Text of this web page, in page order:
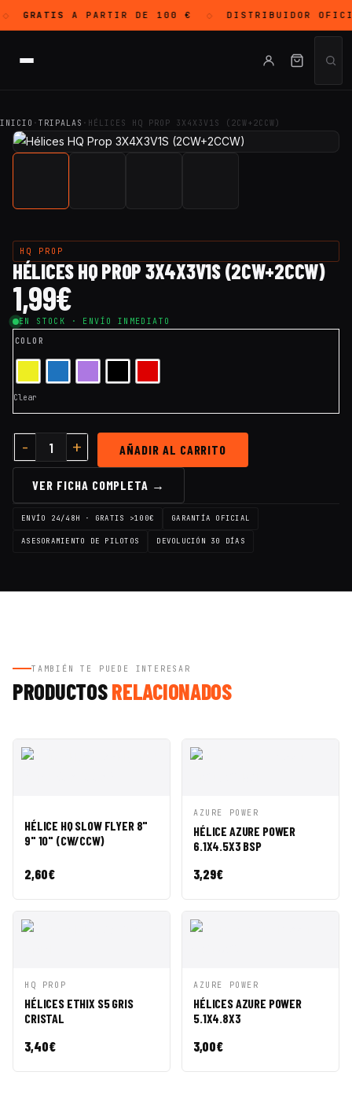
GRATISA PARTIR DE 100 € ◇ DISTRIBUIDOR
INICIO · TRIPALAS · HÉLICES HQ PROP 3X4X3V1S (2CW+2CCW)
HQ PROP
HÉLICES HQ PROP 3X4X3V1S (2CW+2CCW)
1,99€
EN STOCK · ENVÍO INMEDIATO
COLOR
Clear
AÑADIR AL CARRITO
VER FICHA COMPLETA →
ENVÍO 24/48H · GRATIS >100€ GARANTÍA OFICIAL
ASESORAMIENTO DE PILOTOS DEVOLUCIÓN 30 DÍAS
TAMBIÉN TE PUEDE INTERESAR
PRODUCTOSRELACIONADOS
RÁPIDA
CESTA
HÉLICE HQ SLOW FLYER 8"
9" 10" (CW/CCW)
2,60€
VISTA
RÁPIDA
CESTA
AZURE POWER
HÉLICE AZURE POWER
6.1X4.5X3 BSP
3,29€
VISTA
RÁPIDA
CESTA
HQ PROP
HÉLICES ETHIX S5 GRIS
CRISTAL
3,40€
VISTA
RÁPIDA
CESTA
AZURE POWER
HÉLICES AZURE POWER
5.1X4.8X3
3,00€